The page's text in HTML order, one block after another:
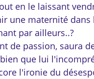
en le laissant
une maternité
par ailleurs..?
de passion, saura
que lui
l'ironie du